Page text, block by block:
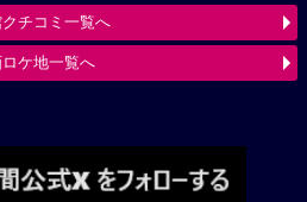
チコミ一覧へ
ケ地一覧へ